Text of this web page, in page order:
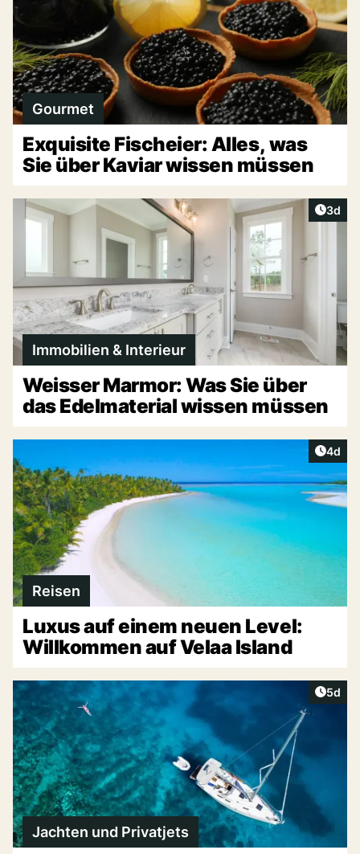
Gourmet
Exquisite Fischeier: Alles, was
Sie über Kaviar wissen müssen
3d
Immobilien & Interieur
Weisser Marmor: Was Sie über
das Edelmaterial wissen müssen
4d
Reisen
Luxus auf einem neuen Level:
Willkommen auf Velaa Island
5d
Jachten und Privatjets